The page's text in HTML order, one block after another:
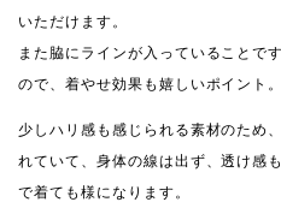
いただけます。
また脇にラインが入っていることで
ので、着やせ効果も嬉しいポイント。
少しハリ感も感じられる素材のため
れていて、身体の線は出ず、透け感
で着ても様になります。